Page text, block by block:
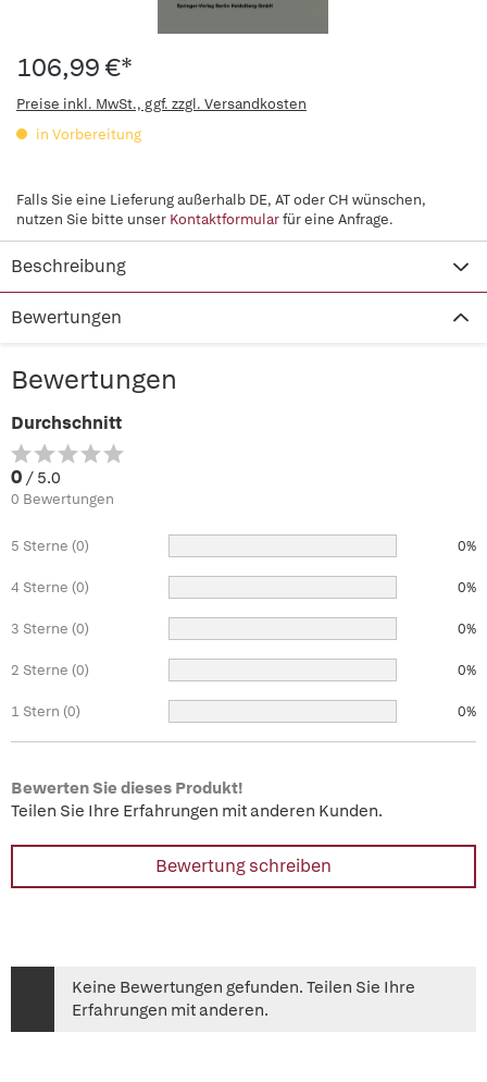
106,99 €*
Preise inkl. MwSt., ggf. zzgl. Versandkosten
in Vorbereitung
Falls Sie eine Lieferung außerhalb DE, AT oder CH wünschen,
nutzen Sie bitte unser Kontaktformularfür eine Anfrage.
Beschreibung
Bewertungen
Bewertungen
Durchschnitt
0 / 5.0
0 Bewertungen
5 Sterne (0) 0%
4 Sterne (0) 0%
3 Sterne (0) 0%
2 Sterne (0) 0%
1 Stern (0) 0%
Bewerten Sie dieses Produkt!
Teilen Sie Ihre Erfahrungen mit anderen Kunden.
Bewertung schreiben
Keine Bewertungen gefunden. Teilen Sie Ihre
Erfahrungen mit anderen.